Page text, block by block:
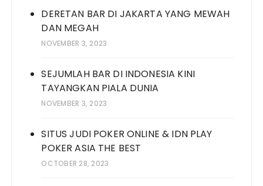
DERETAN BAR DI JAKARTA YANG MEWAH
DAN MEGAH
NOVEMBER 3, 2023
SEJUMLAH BAR DI INDONESIA KINI
TAYANGKAN PIALA DUNIA
NOVEMBER 3, 2023
SITUS JUDI POKER ONLINE & IDN PLAY
POKER ASIA THE BEST
OCTOBER 28, 2023